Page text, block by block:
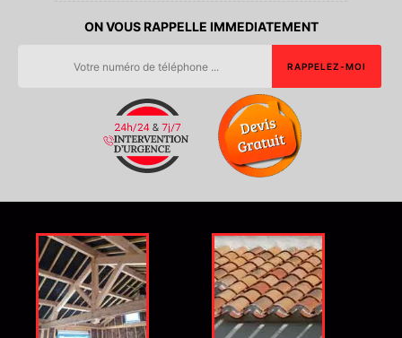
ON VOUS RAPPELLE IMMEDIATEMENT